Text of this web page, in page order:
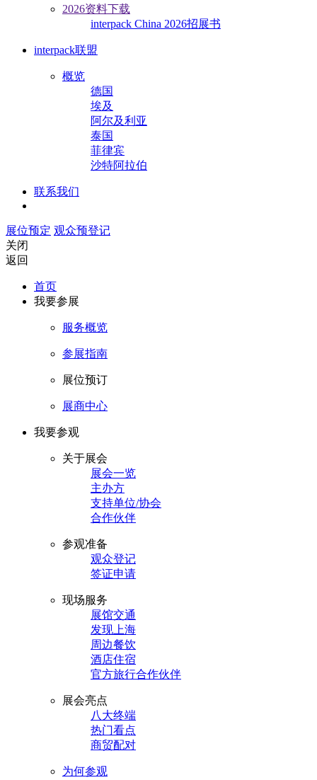
2026资料下载
interpack China 2026招展书
interpack联盟
概览
德国
埃及
阿尔及利亚
泰国
菲律宾
沙特阿拉伯
联系我们
展位预定 观众预登记
关闭
返回
首页
我要参展
服务概览
参展指南
展位预订
展商中心
我要参观
关于展会
展会一览
主办方
支持单位/协会
合作伙伴
参观准备
观众登记
签证申请
现场服务
展馆交通
发现上海
周边餐饮
酒店住宿
官方旅行合作伙伴
展会亮点
八大终端
热门看点
商贸配对
为何参观